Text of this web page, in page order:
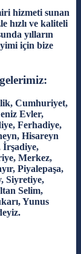
hizmeti sunan
hızlı ve kaliteli
yılların
için bize
Cumhuriyet,
Evler,
Ferhadiye,
Hisareyn
İrşadiye,
Merkez,
Piyalepaşa,
Siyretiye,
Selim,
Yunus